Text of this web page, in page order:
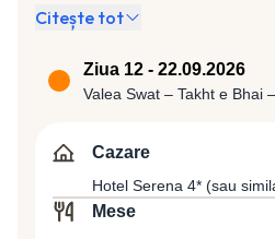
Karakoram la Besham.
armatele pakistaneze și
Mătăsii și este considerată ca
altitudine, una dintre „cele opt
trei regiuni muntoase
unind provincia Punjab cu
Citește tot
Ziua 12 - 22.09.2026
Valea Swat – Takht e Bhai
Cazare
Hotel Serena 4* (sau
Mese